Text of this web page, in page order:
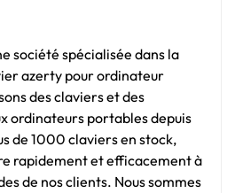
société spécialisée dans la
azerty pour ordinateur
des claviers et des
ordinateurs portables depuis
de 1000 claviers en stock,
rapidement et efficacement à
de nos clients. Nous sommes